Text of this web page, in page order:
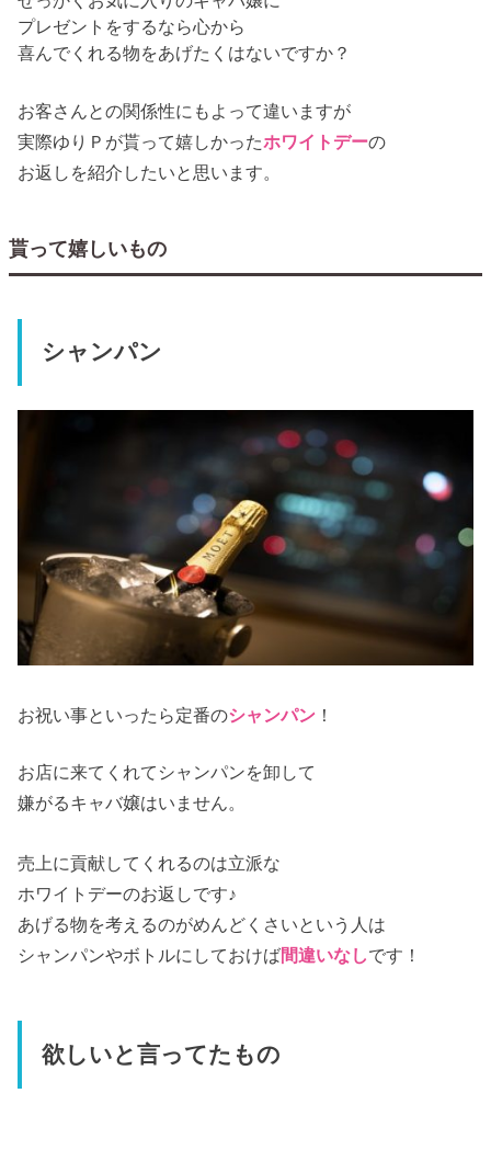
プレゼントをするなら心から
喜んでくれる物をあげたくはないですか？
お客さんとの関係性にもよって違いますが
実際ゆりＰが貰って嬉しかったホワイトデーの
お返しを紹介したいと思います。
貰って嬉しいもの
シャンパン
お祝い事といったら定番のシャンパン ！
お店に来てくれてシャンパンを卸して
嫌がるキャバ嬢はいません。
売上に貢献してくれるのは立派な
ホワイトデーのお返しです♪
あげる物を考えるのがめんどくさいという人は
シャンパンやボトルにしておけば間違いなしです！
欲しいと言ってたもの